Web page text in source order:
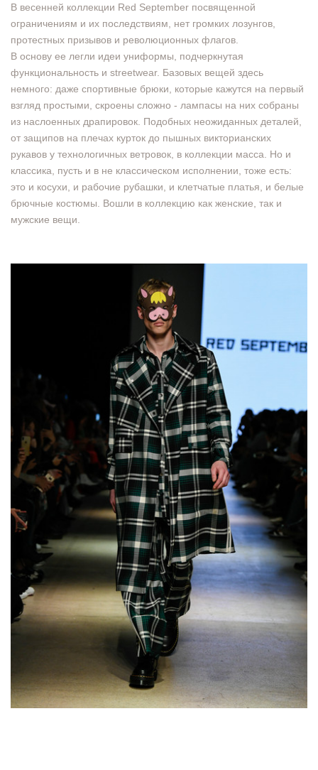
В весенней коллекции Red September посвященной
ограничениям и их последствиям, нет громких лозунгов,
протестных призывов и революционных флагов.
В основу ее легли идеи униформы, подчеркнутая
функциональность и streetwear. Базовых вещей здесь
немного: даже спортивные брюки, которые кажутся на первый
взгляд простыми, скроены сложно - лампасы на них собраны
из наслоенных драпировок. Подобных неожиданных деталей,
от защипов на плечах курток до пышных викторианских
рукавов у технологичных ветровок, в коллекции масса. Но и
классика, пусть и в не классическом исполнении, тоже есть:
это и косухи, и рабочие рубашки, и клетчатые платья, и белые
брючные костюмы. Вошли в коллекцию как женские, так и
мужские вещи.